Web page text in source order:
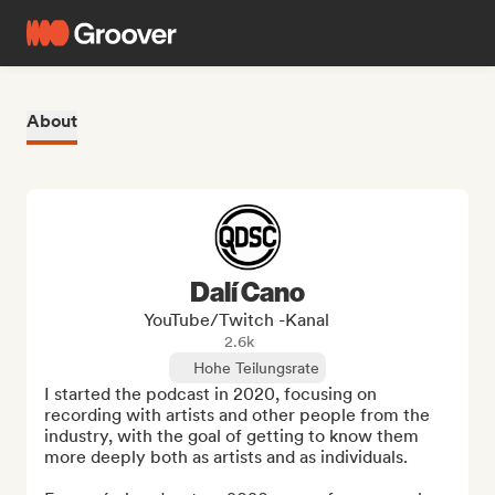
About
Dalí Cano
YouTube/Twitch -Kanal
2.6k
Hohe Teilungsrate
I started the podcast in 2020, focusing on
recording with artists and other people from the
industry, with the goal of getting to know them
more deeply both as artists and as individuals.